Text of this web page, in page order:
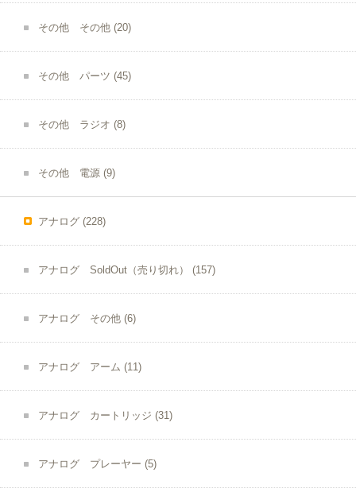
その他 その他 (20)
その他 パーツ (45)
その他 ラジオ (8)
その他 電源 (9)
アナログ (228)
アナログ SoldOut（売り切れ） (157)
アナログ その他 (6)
アナログ アーム (11)
アナログ カートリッジ (31)
アナログ プレーヤー (5)